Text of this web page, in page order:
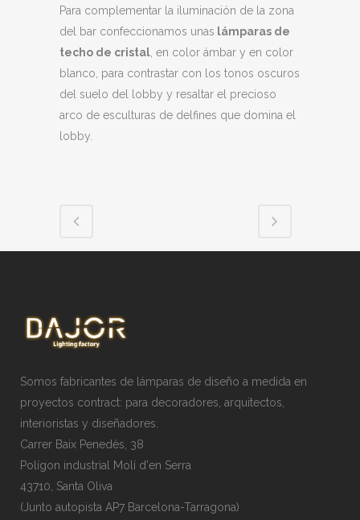
Para complementar la iluminación de la zona
del bar confeccionamos unas lámparas de
techo de cristal , en color ámbar y en color
blanco, para contrastar con los tonos oscuros
del suelo del lobby y resaltar el precioso
arco de esculturas de delfines que domina el
lobby.
Somos fabricantes de lámparas de diseño a medida en
proyectos contract: para decoradores, arquitectos,
interioristas y diseñadores.
Carrer Baix Penedès, 38
Polígon industrial Molí d'en Serra
43710, Santa Oliva
(Junto autopista AP7 Barcelona-Tarragona)